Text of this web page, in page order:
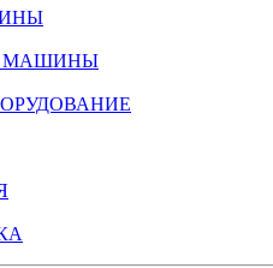
МАШИНЫ